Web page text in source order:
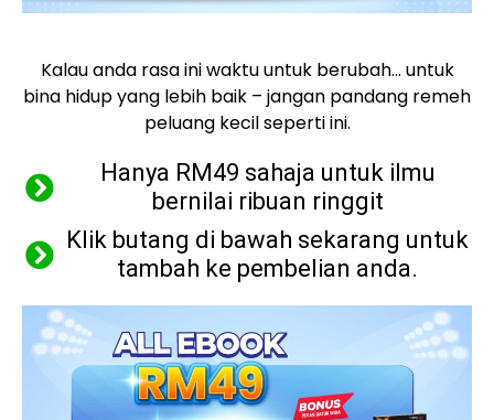
Kalau anda rasa ini waktu untuk berubah… untuk
bina hidup yang lebih baik – jangan pandang remeh
peluang kecil seperti ini.
Hanya RM49 sahaja untuk ilmu
bernilai ribuan ringgit
Klik butang di bawah sekarang untuk
tambah ke pembelian anda.